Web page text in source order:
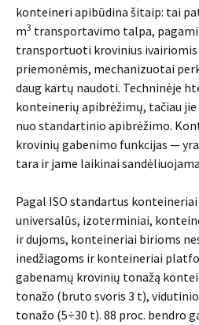
konteineri apibūdina šitaip: tai
m3 transportavimo talpa,
transportuoti krovinius
priemonėmis, mechani­zuotai
daug kartų naudoti. Techninėje
konteinerių apibrėžimų, tačiau
nuo standartinio apibrėžimo.
krovinių gabenimo funk­cijas —
tara ir jame laikinai
Pagal ISO standartus
universa­lūs, izoterminiai,
ir dujoms, konteineriai birioms
inedžiagoms ir konteineriai
gabenamų krovinių tonažą
tona­žo (bruto svoris 3 t),
tonažo (5÷30 t). 88 proc. bendro